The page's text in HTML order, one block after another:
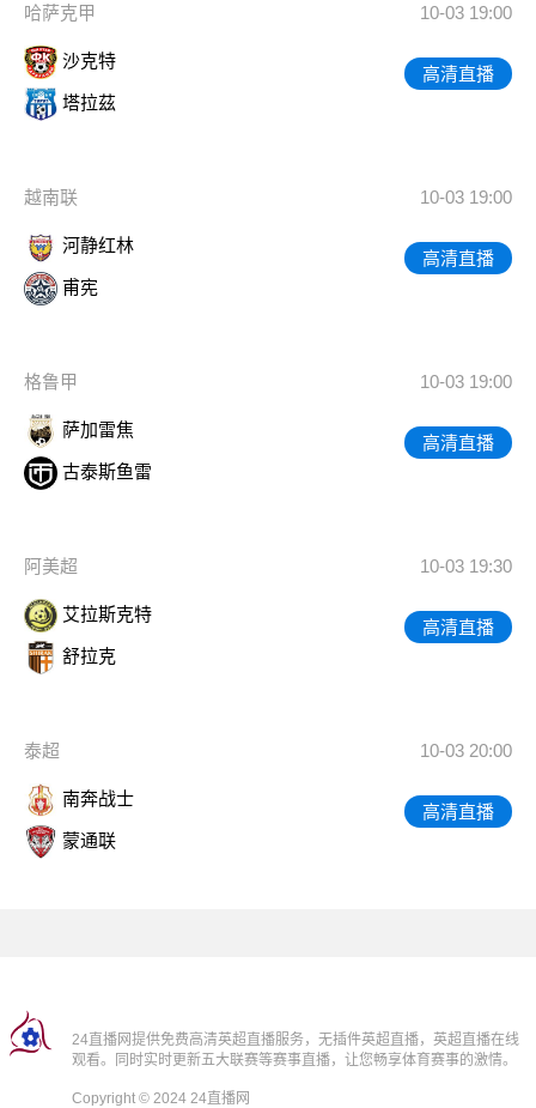
哈萨克甲 10-03 19:00
沙克特
塔拉茲
高清直播
越南联 10-03 19:00
河静红林
甫宪
高清直播
格鲁甲 10-03 19:00
萨加雷焦
古泰斯鱼雷
高清直播
阿美超 10-03 19:30
艾拉斯克特
舒拉克
高清直播
泰超 10-03 20:00
南奔战士
蒙通联
高清直播
24直播网提供免费高清英超直播服务，无插件英超直播，英超直播在线
观看。同时实时更新五大联赛等赛事直播，让您畅享体育赛事的激情。
Copyright © 2024 24直播网